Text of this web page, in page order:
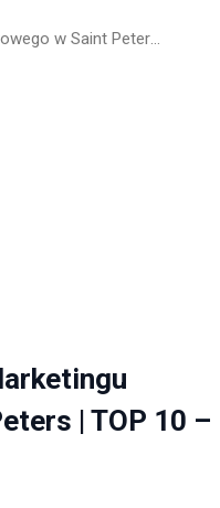
| TOP 10 –